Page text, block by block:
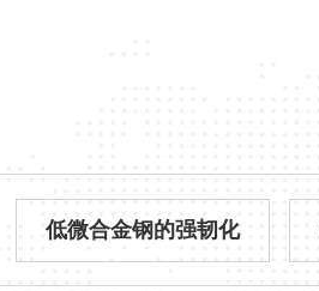
低微合金钢的强韧化